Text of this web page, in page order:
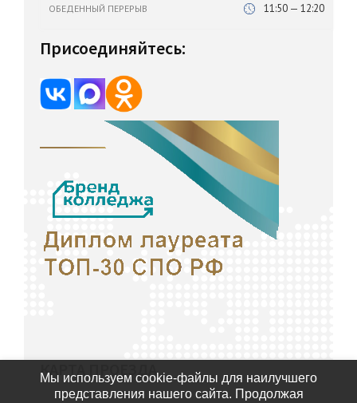
ОБЕДЕННЫЙ ПЕРЕРЫВ 11:50 — 12:20
Присоединяйтесь:
КАРТА ПРОЕЗДА
Мы используем cookie-файлы для наилучшего
представления нашего сайта. Продолжая